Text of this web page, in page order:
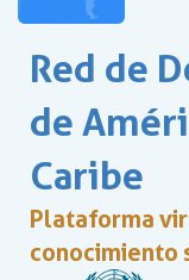
Red de
de
Caribe
Plataforma
conocimiento